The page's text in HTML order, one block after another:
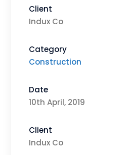
Client
Indux Co
Category
Construction
Date
10th April, 2019
Client
Indux Co